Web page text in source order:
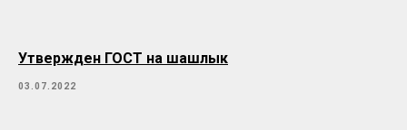
Утвержден ГОСТ на шашлык
03.07.2022